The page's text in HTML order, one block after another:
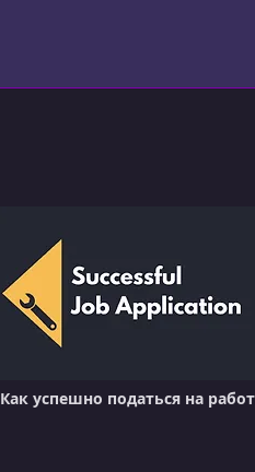
УРОК 21.
The REAL Secret For A Top
УРОК 22.
Go Deeper: Follow Through
Как успешно податься на